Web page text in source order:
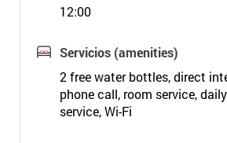
12:00
Servicios (amenities)
2 free water bottles, direct
phone call, room service,
service, Wi-Fi